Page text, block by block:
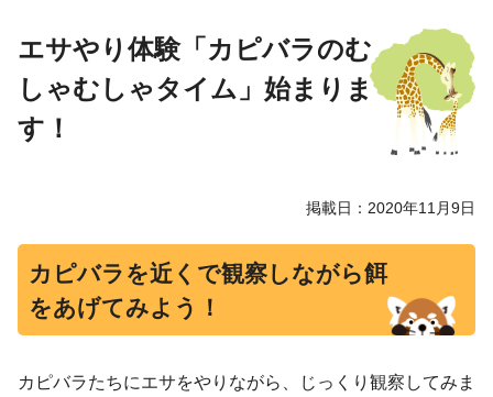
エサやり体験「カピバラのむ
しゃむしゃタイム」始まりま
す！
掲載日：2020年11月9日
カピバラを近くで観察しながら餌
をあげてみよう！
カピバラたちにエサをやりながら、じっくり観察してみま